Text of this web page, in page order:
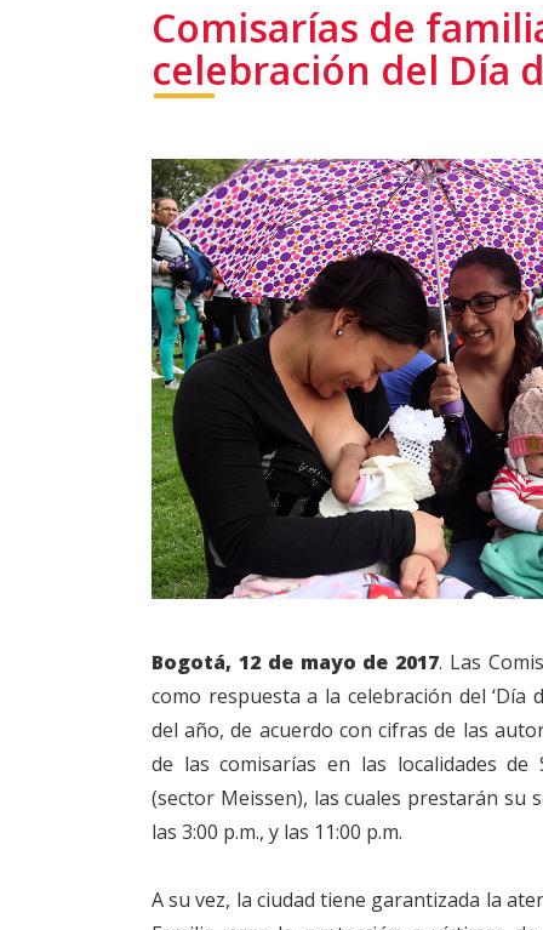
Comisarías de
celebración del Día
Bogotá, 12 de mayo de 2017. Las
como respuesta a la celebración del ‘Día
del año, de acuerdo con cifras de las
de las comisarías en las localidades de
(sector Meissen), las cuales prestarán su
las 3:00 p.m., y las 11:00 p.m.
A su vez, la ciudad tiene garantizada la